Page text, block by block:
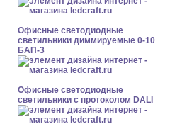
Офисные светодиодные
светильники диммируемые 0-10
БАП-3
Офисные светодиодные
светильники с протоколом DALI